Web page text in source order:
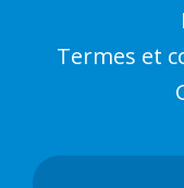
Termes et